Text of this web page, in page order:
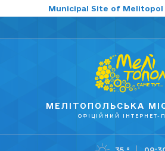
Municipal Site of Melitopol
МЕЛІТОПОЛЬСЬКА
ОФІЦІЙНИЙ ІНТЕРНЕТ-